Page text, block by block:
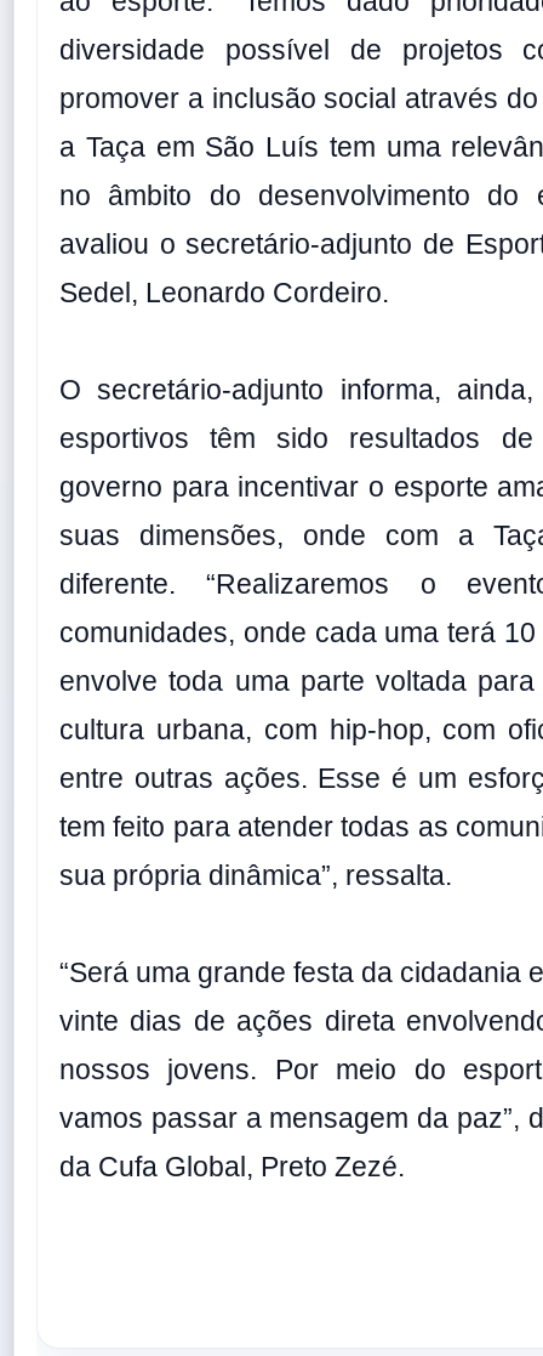
diversidade possível de projetos
promover a inclusão social através
a Taça em São Luís tem uma
no âmbito do desenvolvimento do
avaliou o secretário-adjunto de
Sedel, Leonardo Cordeiro.
O secretário-adjunto informa,
esportivos têm sido resultados
governo para incentivar o esporte
suas dimensões, onde com a
diferente. “Realizaremos o
comunidades, onde cada uma terá
envolve toda uma parte voltada
cultura urbana, com hip-hop, com
entre outras ações. Esse é um
tem feito para atender todas as
sua própria dinâmica”, ressalta.
“Será uma grande festa da cidadania
vinte dias de ações direta
nossos jovens. Por meio do
vamos passar a mensagem da paz”,
da Cufa Global, Preto Zezé.